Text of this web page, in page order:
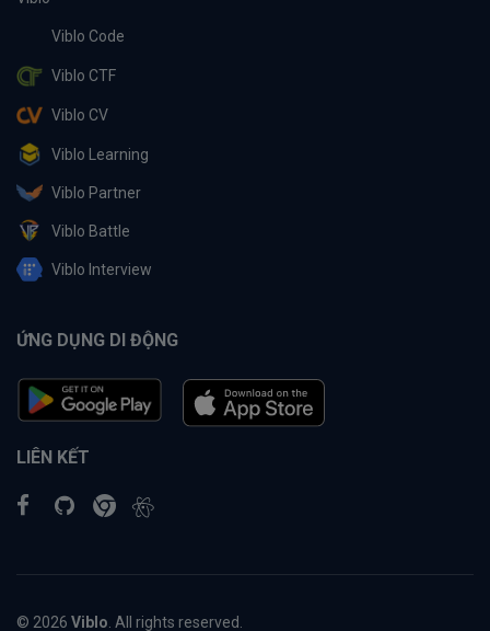
Viblo Code
Viblo CTF
Viblo CV
Viblo Learning
Viblo Partner
Viblo Battle
Viblo Interview
ỨNG DỤNG DI ĐỘNG
LIÊN KẾT
© 2026 Viblo . All rights reserved.